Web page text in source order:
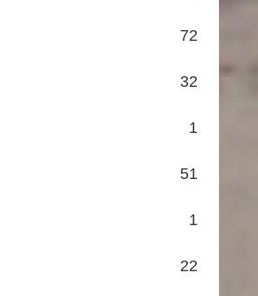
72
32
1
51
1
22